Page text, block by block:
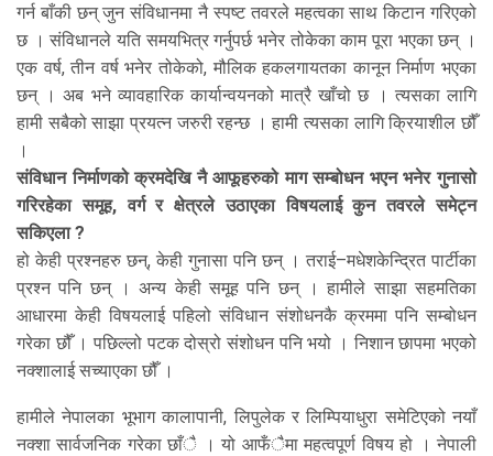
गर्न बाँकी छन् जुन संविधानमा नै स्पष्ट तवरले महत्वका साथ किटान गरिएको
छ । संविधानले यति समयभित्र गर्नुपर्छ भनेर तोकेका काम पूरा भएका छन् ।
एक वर्ष, तीन वर्ष भनेर तोकेको, मौलिक हकलगायतका कानून निर्माण भएका
छन् । अब भने व्यावहारिक कार्यान्वयनको मात्रै खाँचो छ । त्यसका लागि
हामी सबैको साझा प्रयत्न जरुरी रहन्छ । हामी त्यसका लागि क्रियाशील छौँ
।
संविधान निर्माणको क्रमदेखि नै आफूहरुको माग सम्बोधन भएन भनेर गुनासो
गरिरहेका समूह, वर्ग र क्षेत्रले उठाएका विषयलाई कुन तवरले समेट्न
सकिएला ?
हो केही प्रश्नहरु छन्, केही गुनासा पनि छन् । तराई–मधेशकेन्द्रित पार्टीका
प्रश्न पनि छन् । अन्य केही समूह पनि छन् । हामीले साझा सहमतिका
आधारमा केही विषयलाई पहिलो संविधान संशोधनकै क्रममा पनि सम्बोधन
गरेका छौँ । पछिल्लो पटक दोस्रो संशोधन पनि भयो । निशान छापमा भएको
नक्शालाई सच्याएका छौँ ।
हामीले नेपालका भूभाग कालापानी, लिपुलेक र लिम्पियाधुरा समेटिएको नयाँ
नक्शा सार्वजनिक गरेका छाँै । यो आफँैमा महत्वपूर्ण विषय हो । नेपाली